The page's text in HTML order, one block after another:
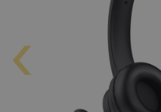
‹